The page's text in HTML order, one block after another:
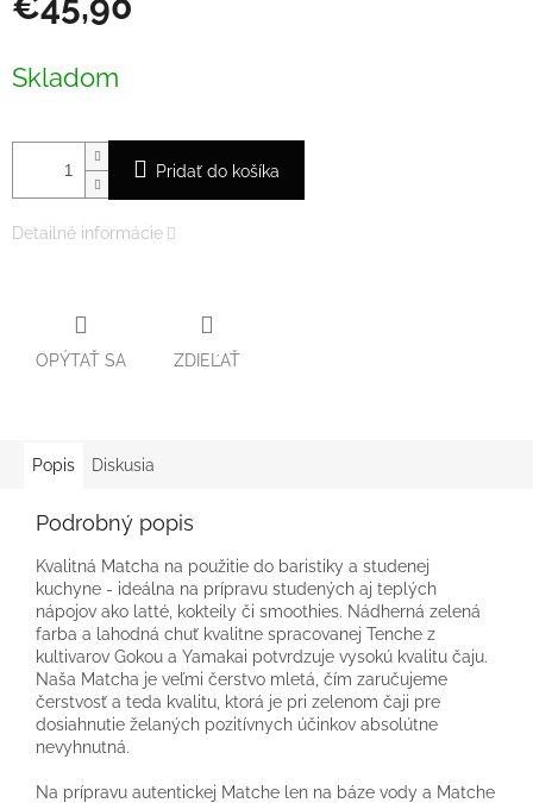
cena:
Skladom
Pridať do košíka
Detailné informácie
OPÝTAŤ SA ZDIEĽAŤ
Popis Diskusia
Podrobný popis
Kvalitná Matcha na použitie do baristiky a studenej
kuchyne - ideálna na prípravu studených aj teplých
nápojov ako latté, kokteily či smoothies. Nádherná zelená
farba a lahodná chuť kvalitne spracovanej Tenche z
kultivarov Gokou a Yamakai potvrdzuje vysokú kvalitu čaju.
Naša Matcha je veľmi čerstvo mletá, čím zaručujeme
čerstvosť a teda kvalitu, ktorá je pri zelenom čaji pre
dosiahnutie želaných pozitívnych účinkov absolútne
nevyhnutná.
Na prípravu autentickej Matche len na báze vody a Matche